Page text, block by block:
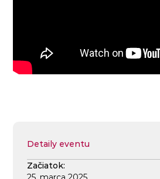
Detaily eventu
Začiatok: